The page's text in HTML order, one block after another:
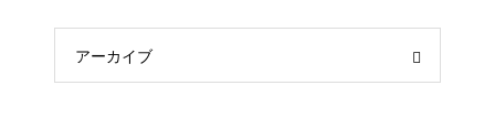
アーカイブ